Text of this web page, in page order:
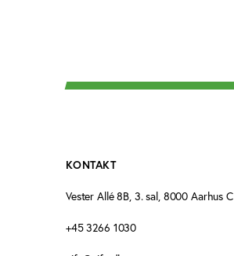
KONTAKT
Vester Allé 8B, 3. sal, 8000 Aarhus C
+45 3266 1030